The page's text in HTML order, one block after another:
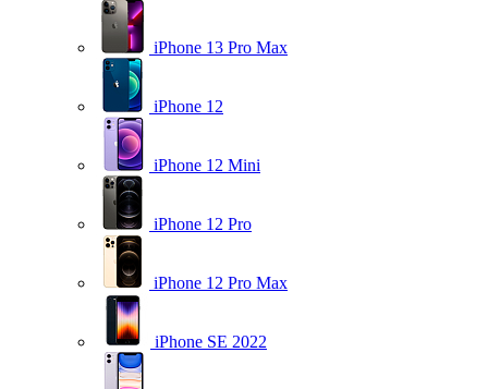
iPhone 13 Pro Max
iPhone 12
iPhone 12 Mini
iPhone 12 Pro
iPhone 12 Pro Max
iPhone SE 2022